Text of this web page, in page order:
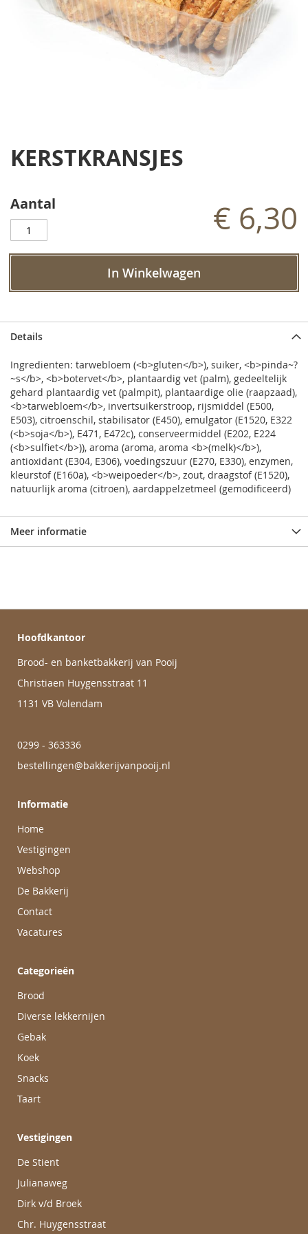
het
de
gallerij
KERSTKRANSJES
Aantal € 6,30
In Winkelwagen
Details
Ingredienten: tarwebloem (<b>gluten</b>), suiker, <b>pinda~?
~s</b>, <b>botervet</b>, plantaardig vet (palm), gedeeltelijk
gehard plantaardig vet (palmpit), plantaardige olie (raapzaad),
<b>tarwebloem</b>, invertsuikerstroop, rijsmiddel (E500,
E503), citroenschil, stabilisator (E450), emulgator (E1520, E322
(<b>soja</b>), E471, E472c), conserveermiddel (E202, E224
(<b>sulfiet</b>)), aroma (aroma, aroma <b>(melk)</b>),
antioxidant (E304, E306), voedingszuur (E270, E330), enzymen,
kleurstof (E160a), <b>weipoeder</b>, zout, draagstof (E1520),
natuurlijk aroma (citroen), aardappelzetmeel (gemodificeerd)
Meer informatie
Hoofdkantoor
Brood- en banketbakkerij van Pooij
Christiaen Huygensstraat 11
1131 VB Volendam
0299 - 363336
bestellingen@bakkerijvanpooij.nl
Informatie
Home
Vestigingen
Webshop
De Bakkerij
Contact
Vacatures
Categorieën
Brood
Diverse lekkernijen
Gebak
Koek
Snacks
Taart
Vestigingen
De Stient
Julianaweg
Dirk v/d Broek
Chr. Huygensstraat